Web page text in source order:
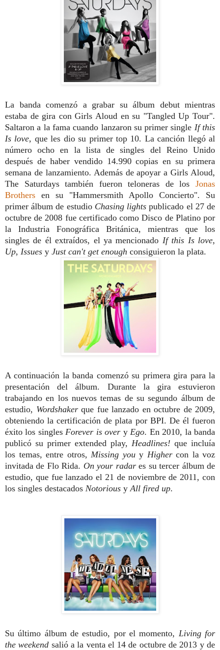
La banda comenzó a grabar su álbum debut mientras
estaba de gira con Girls Aloud en su "Tangled Up Tour".
Saltaron a la fama cuando lanzaron su primer single If this
Is love, que les dio su primer top 10. La canción llegó al
número ocho en la lista de singles del Reino Unido
después de haber vendido 14.990 copias en su primera
semana de lanzamiento. Además de apoyar a Girls Aloud,
The Saturdays también fueron teloneras de los Jonas
Brothers en su "Hammersmith Apollo Concierto". Su
primer álbum de estudio Chasing lightspublicado el 27 de
octubre de 2008 fue certificado como Disco de Platino por
la Industria Fonográfica Británica, mientras que los
singles de él extraídos, el ya mencionado If this Is love,
Up, Issues y Just can't get enough consiguieron la plata.
A continuación la banda comenzó su primera gira para la
presentación del álbum. Durante la gira estuvieron
trabajando en los nuevos temas de su segundo álbum de
estudio, Wordshakerque fue lanzado en octubre de 2009,
obteniendo la certificación de plata por BPI. De él fueron
éxito los singles Forever is over y Ego. En 2010, la banda
publicó su primer extended play, Headlines! que incluía
los temas, entre otros, Missing you y Highercon la voz
invitada de Flo Rida. On your radares su tercer álbum de
estudio, que fue lanzado el 21 de noviembre de 2011, con
los singles destacados Notorious y All fired up.
Su último álbum de estudio, por el momento, Living for
the weekend salió a la venta el 14 de octubre de 2013 y de